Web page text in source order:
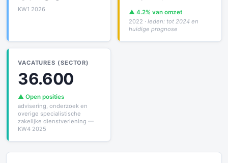
KW1 2026
▲ 4.2% van omzet
2022 · leden: tot 2024 en
huidige prognose
VACATURES (SECTOR)
36.600
▲ Open posities
advisering, onderzoek en
overige specialistische
zakelijke dienstverlening —
KW4 2025